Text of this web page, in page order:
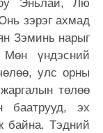
Эньлай, Лю
зэрэг ахмад
Зэминь нарыг
Мөн үндэсний
улс орны
төлөө
баатрууд, эх
байна. Тэдний